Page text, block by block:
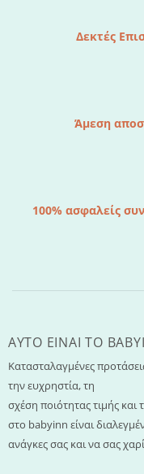
Δεκτές
Άμεση
100% ασφαλείς
AYTO EINAI TO
Κατασταλαγμένες
την ευχρηστία, τη
σχέση ποιότητας τιμής και
στο babyinn είναι
ανάγκες σας και να σας